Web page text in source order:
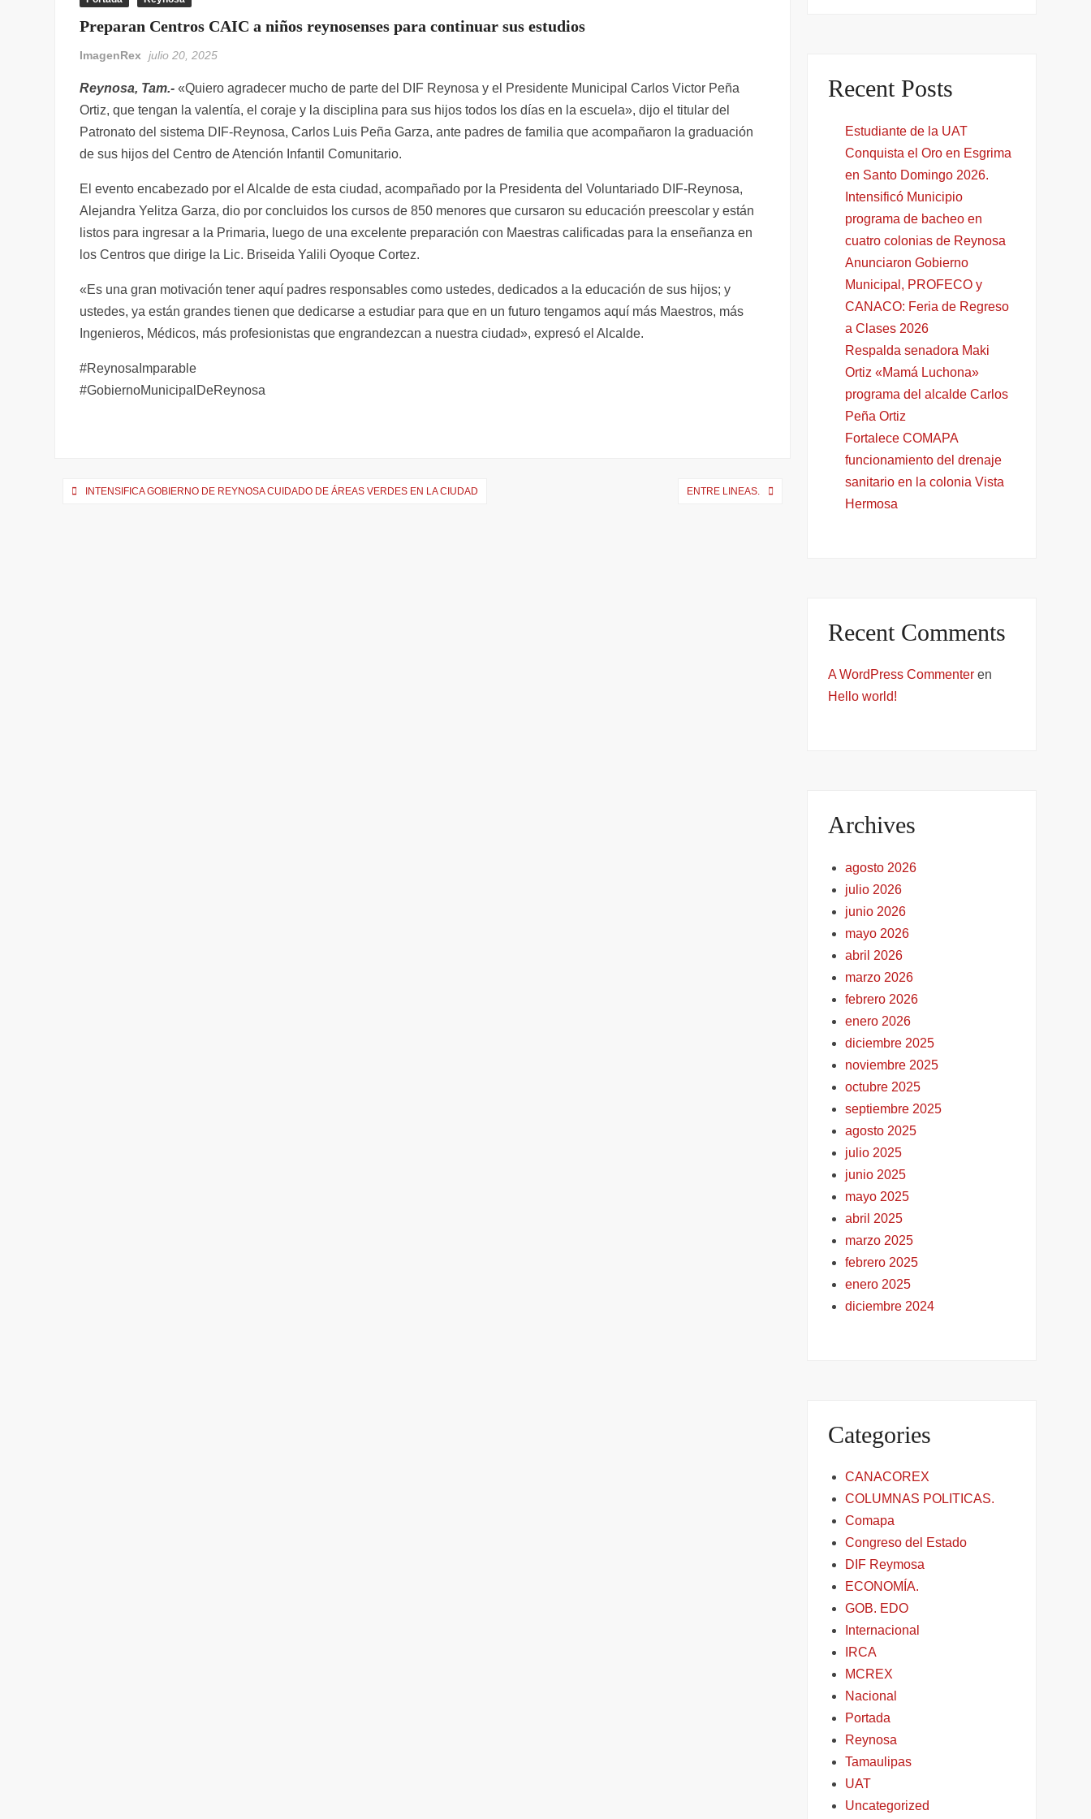
Preparan Centros CAIC a niños reynosenses para continuar sus estudios
ImagenRex julio 20, 2025
Reynosa, Tam.- «Quiero agradecer mucho de parte del DIF Reynosa y el Presidente Municipal Carlos Victor Peña
Ortiz, que tengan la valentía, el coraje y la disciplina para sus hijos todos los días en la escuela», dijo el titular del
Patronato del sistema DIF-Reynosa, Carlos Luis Peña Garza, ante padres de familia que acompañaron la graduación
de sus hijos del Centro de Atención Infantil Comunitario.
El evento encabezado por el Alcalde de esta ciudad, acompañado por la Presidenta del Voluntariado DIF-Reynosa,
Alejandra Yelitza Garza, dio por concluidos los cursos de 850 menores que cursaron su educación preescolar y están
listos para ingresar a la Primaria, luego de una excelente preparación con Maestras calificadas para la enseñanza en
los Centros que dirige la Lic. Briseida Yalili Oyoque Cortez.
«Es una gran motivación tener aquí padres responsables como ustedes, dedicados a la educación de sus hijos; y
ustedes, ya están grandes tienen que dedicarse a estudiar para que en un futuro tengamos aquí más Maestros, más
Ingenieros, Médicos, más profesionistas que engrandezcan a nuestra ciudad», expresó el Alcalde.
#ReynosaImparable
#GobiernoMunicipalDeReynosa
Navegación
INTENSIFICA GOBIERNO DE REYNOSA CUIDADO DE ÁREAS VERDES EN LA CIUDAD ENTRE LINEAS.
Recent Posts
Estudiante de la UAT
Conquista el Oro en Esgrima
en Santo Domingo 2026.
Intensificó Municipio
programa de bacheo en
cuatro colonias de Reynosa
Anunciaron Gobierno
Municipal, PROFECO y
CANACO: Feria de Regreso
a Clases 2026
Respalda senadora Maki
Ortiz «Mamá Luchona»
programa del alcalde Carlos
Peña Ortiz
Fortalece COMAPA
funcionamiento del drenaje
sanitario en la colonia Vista
Hermosa
Recent Comments
A WordPress Commenter en
Hello world!
Archives
agosto 2026
julio 2026
junio 2026
mayo 2026
abril 2026
marzo 2026
febrero 2026
enero 2026
diciembre 2025
noviembre 2025
octubre 2025
septiembre 2025
agosto 2025
julio 2025
junio 2025
mayo 2025
abril 2025
marzo 2025
febrero 2025
enero 2025
diciembre 2024
Categories
CANACOREX
COLUMNAS POLITICAS.
Comapa
Congreso del Estado
DIF Reymosa
ECONOMÍA.
GOB. EDO
Internacional
IRCA
MCREX
Nacional
Portada
Reynosa
Tamaulipas
UAT
Uncategorized